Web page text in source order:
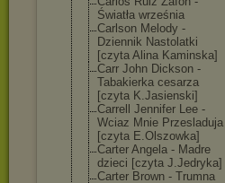
Światła września
Carlson Melody -
Dziennik Nastolatki
[czyta Alina Kaminska]
Carr John Dickson -
Tabakierka cesarza
[czyta K.Jasienski]
Carrell Jennifer Lee -
Wciaz Mnie Przesladuja
[czyta E.Olszowka]
Carter Angela - Madre
dzieci [czyta J.Jedryka]
Carter Brown - Trumna